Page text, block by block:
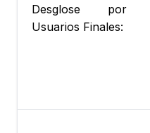
Desglose por
Usuarios Finales: